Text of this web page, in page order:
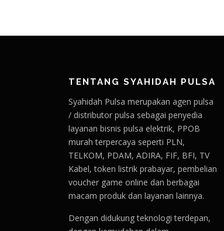
TENTANG SYAHIDAH PULSA
Syahidah Pulsa merupakan agen pulsa
/ distributor pulsa sebagai penyedia
layanan bisnis pulsa elektrik, PPOB
murah terpercaya seperti PLN,
TELKOM, PDAM, ADIRA, FIF, BFI, TV
Kabel, token listrik prabayar, pembelian
voucher game online dan berbagai
macam produk dan layanan lainnya.
Dengan didukung teknologi terdepan,